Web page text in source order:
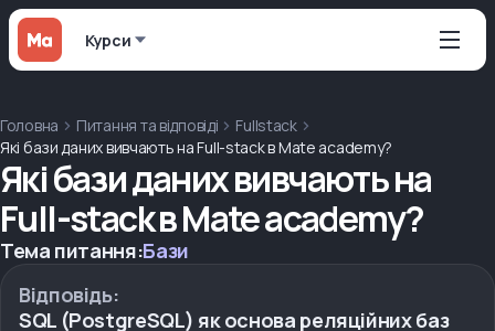
Курси
Головна Питання та відповіді
Fullstack
Які бази даних вивчають на Full-stack в Mate academy?
Які бази даних вивчають на
Full-stack в Mate academy?
Тема питання:Бази
Відповідь:
SQL (PostgreSQL) як основа реляційних баз